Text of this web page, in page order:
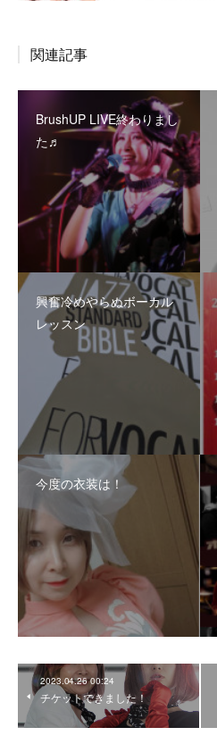
関連記事
BrushUP LIVE終わりまし
た♬
興奮冷めやらぬボーカル
レッスン
今度の衣装は！
2023.04.26 00:24
チケットできました！